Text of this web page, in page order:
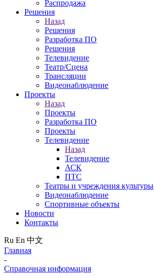
Распродажа
Решения
Назад
Решения
Разработка ПО
Решения
Телевидение
Театр/Сцена
Трансляции
Видеонаблюдение
Проекты
Назад
Проекты
Разработка ПО
Проекты
Телевидение
Назад
Телевидение
АСК
ПТС
Театры и учреждения культуры
Видеонаблюдение
Спортивные объекты
Новости
Контакты
Ru En 中文
Главная
-
Справочная информация